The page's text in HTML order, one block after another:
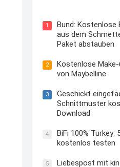
1
Bund: Kostenlose
aus dem
Paket abstauben
2
Kostenlose
von Maybelline
3
Geschickt
Schnittmuster
Download
4
BiFi 100% Turkey:
kostenlos testen
5
Liebespost mit